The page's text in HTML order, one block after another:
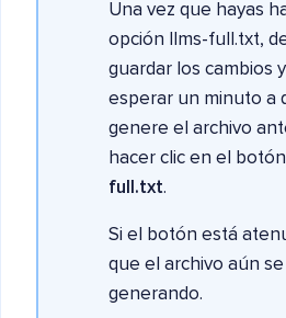
Una vez que hayas
opción llms-full.txt,
guardar los cambios
esperar un minuto a
genere el archivo
hacer clic en el botón
full.txt.
Si el botón está
que el archivo aún
generando.